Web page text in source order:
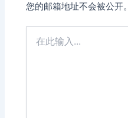
您的邮箱地址不会被公开。